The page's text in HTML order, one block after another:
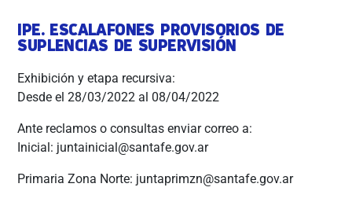
IPE. ESCALAFONES PROVISORIOS DE
SUPLENCIAS DE SUPERVISIÓN
Exhibición y etapa recursiva:
Desde el 28/03/2022 al 08/04/2022
Ante reclamos o consultas enviar correo a:
Inicial: juntainicial@santafe.gov.ar
Primaria Zona Norte: juntaprimzn@santafe.gov.ar